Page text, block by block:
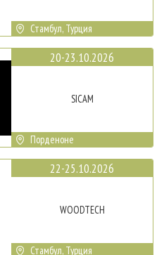
Стамбул, Турция
20-23.10.2026
SICAM
Порденоне
22-25.10.2026
WOODTECH
Стамбул, Турция